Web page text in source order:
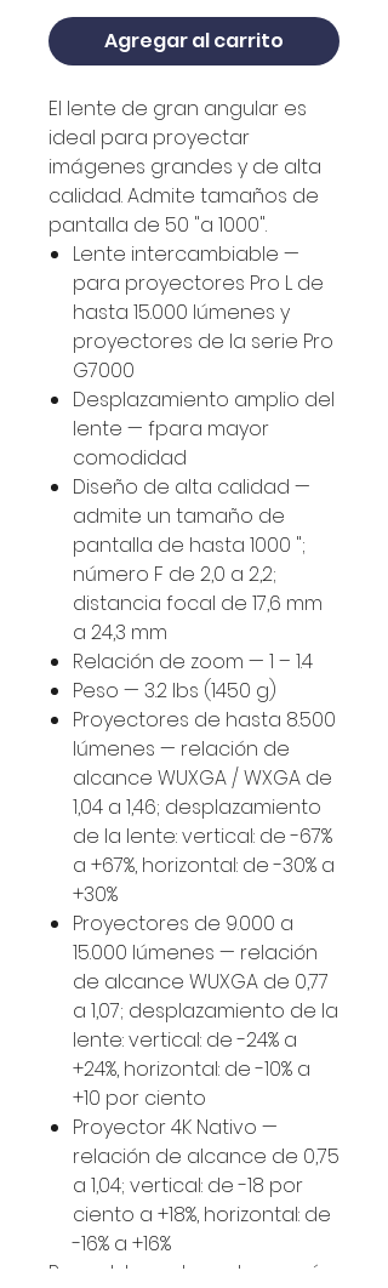
Agregar al carrito
El lente de gran angular es
ideal para proyectar
imágenes grandes y de alta
calidad. Admite tamaños de
pantalla de 50 "a 1000".
Lente intercambiable —
para proyectores Pro L de
hasta 15.000 lúmenes y
proyectores de la serie Pro
G7000
Desplazamiento amplio del
lente — fpara mayor
comodidad
Diseño de alta calidad —
admite un tamaño de
pantalla de hasta 1000 ";
número F de 2,0 a 2,2;
distancia focal de 17,6 mm
a 24,3 mm
Relación de zoom — 1 – 1.4
Peso — 3.2 lbs (1450 g)
Proyectores de hasta 8.500
lúmenes — relación de
alcance WUXGA / WXGA de
1,04 a 1,46; desplazamiento
de la lente: vertical: de -67%
a +67%, horizontal: de -30% a
+30%
Proyectores de 9.000 a
15.000 lúmenes — relación
de alcance WUXGA de 0,77
a 1,07; desplazamiento de la
lente: vertical: de -24% a
+24%, horizontal: de -10% a
+10 por ciento
Proyector 4K Nativo —
relación de alcance de 0,75
a 1,04; vertical: de -18 por
ciento a +18%, horizontal: de
-16% a +16%
Para obtener los valores más